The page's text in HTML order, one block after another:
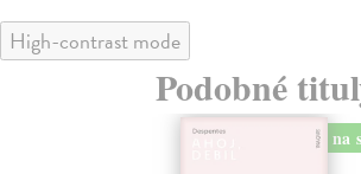
High-contrast mode
Podobné
na